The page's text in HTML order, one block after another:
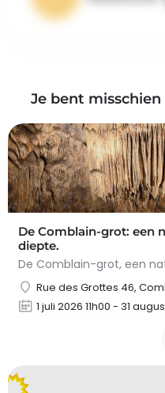
Je bent
De Comblain-grot: een
diepte.
Rue des Grottes 46,
1 juli 2026 11h00 - 31